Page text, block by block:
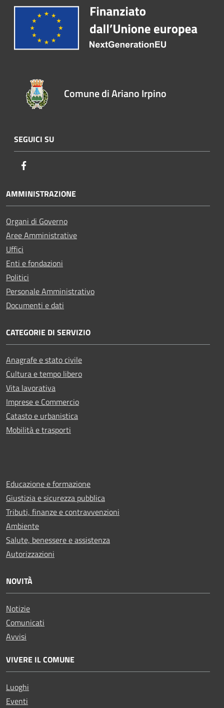
Comune di Ariano Irpino
SEGUICI SU
AMMINISTRAZIONE
Organi di Governo
Aree Amministrative
Uffici
Enti e fondazioni
Politici
Personale Amministrativo
Documenti e dati
CATEGORIE DI SERVIZIO
Anagrafe e stato civile
Cultura e tempo libero
Vita lavorativa
Imprese e Commercio
Catasto e urbanistica
Mobilità e trasporti
Educazione e formazione
Giustizia e sicurezza pubblica
Tributi, finanze e contravvenzioni
Ambiente
Salute, benessere e assistenza
Autorizzazioni
NOVITÀ
Notizie
Comunicati
Avvisi
VIVERE IL COMUNE
Luoghi
Eventi